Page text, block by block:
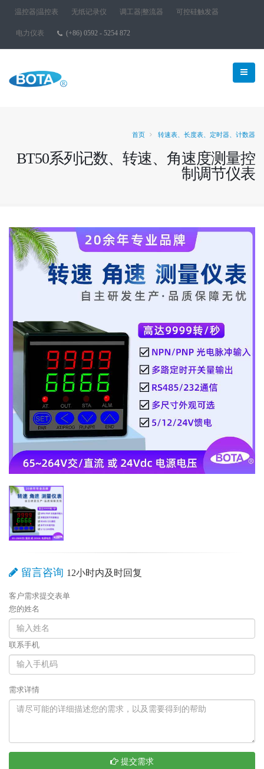
温控器|温控表 无纸记录仪 调工器|整流器 可控硅触发器
电力仪表 (+86) 0592 - 5254 872
首页 转速表、长度表、定时器、计数器
BT50系列记数、转速、角速度测量控
制调节仪表
留言咨询 12小时内及时回复
客户需求提交表单
您的姓名
联系手机
需求详情
提交需求